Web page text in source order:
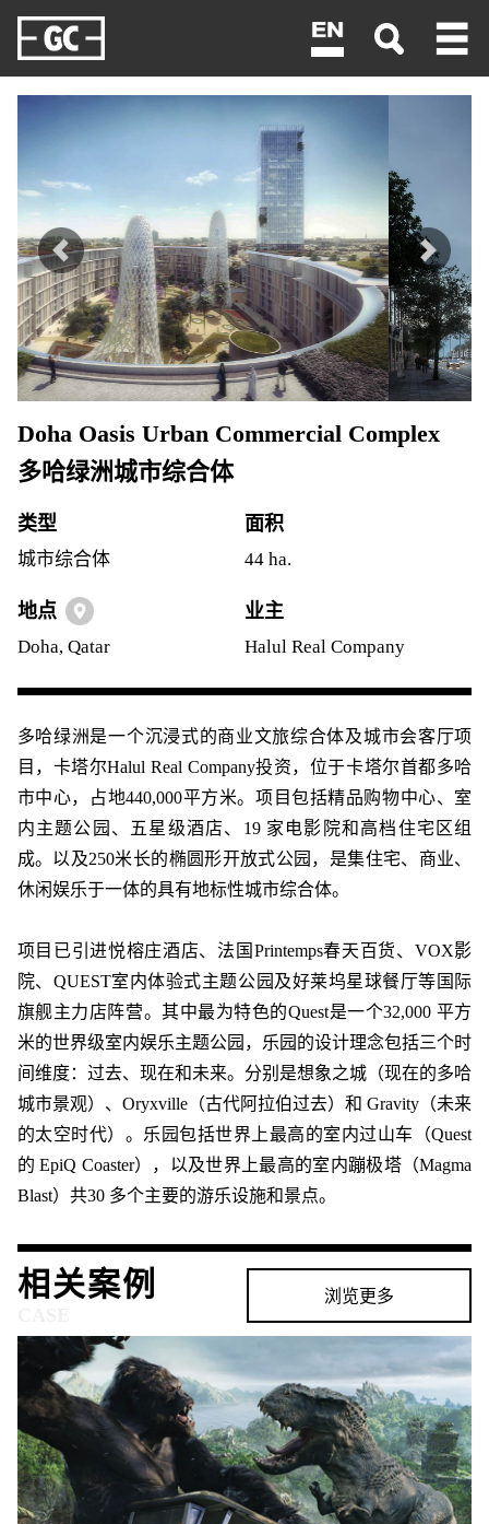
Doha Oasis Urban Commercial Complex
多哈绿洲城市综合体
类型
城市综合体
面积
44 ha.
地点
Doha, Qatar
业主
Halul Real Company
多哈绿洲是一个沉浸式的商业文旅综合体及城市会客厅项
目，卡塔尔Halul Real Company投资，位于卡塔尔首都多哈
市中心，占地440,000平方米。项目包括精品购物中心、室
内主题公园、五星级酒店、19 家电影院和高档住宅区组
成。以及250米长的椭圆形开放式公园，是集住宅、商业、
休闲娱乐于一体的具有地标性城市综合体。
项目已引进悦榕庄酒店、法国Printemps春天百货、VOX影
院、QUEST室内体验式主题公园及好莱坞星球餐厅等国际
旗舰主力店阵营。其中最为特色的Quest是一个32,000 平方
米的世界级室内娱乐主题公园，乐园的设计理念包括三个时
间维度：过去、现在和未来。分别是想象之城（现在的多哈
城市景观）、Oryxville（古代阿拉伯过去）和 Gravity（未来
的太空时代）。乐园包括世界上最高的室内过山车（Quest
的 EpiQ Coaster），以及世界上最高的室内蹦极塔（Magma
Blast）共30 多个主要的游乐设施和景点。
相关案例 浏览更多